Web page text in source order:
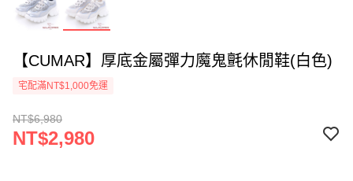
【CUMAR】厚底金屬彈力魔鬼氈休閒鞋(白色)
宅配滿NT$1,000免運
NT$6,980
NT$2,980